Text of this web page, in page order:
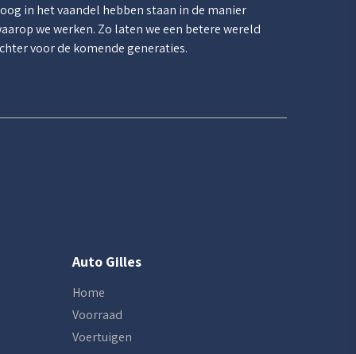
in het vaandel hebben staan in de manier
we werken. Zo laten we een betere wereld
voor de komende generaties.
Auto Gilles
Home
Voorraad
Voertuigen